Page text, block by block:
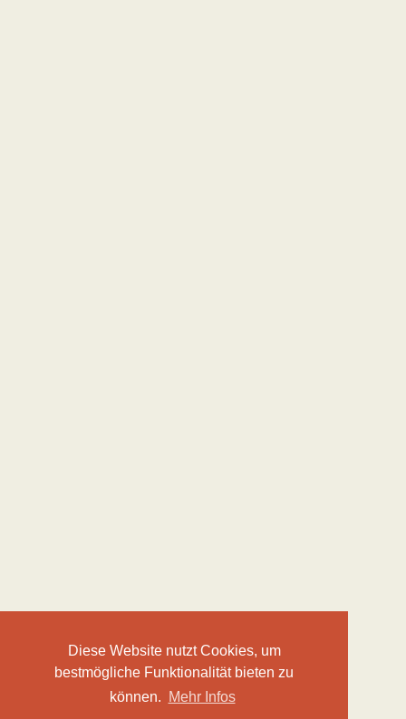
Diese Website nutzt Cookies, um
bestmögliche Funktionalität bieten zu
können.
Mehr Infos